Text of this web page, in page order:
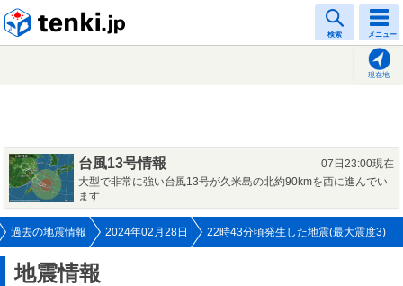
検索 メニュー
現在地
台風13号情報
07日23:00現在
大型で非常に強い台風13号が久米島の北約90kmを西に進んでい
ます
過去の地震情報 2024年02月28日 22時43分頃発生した地震(最大震度3)
地震情報